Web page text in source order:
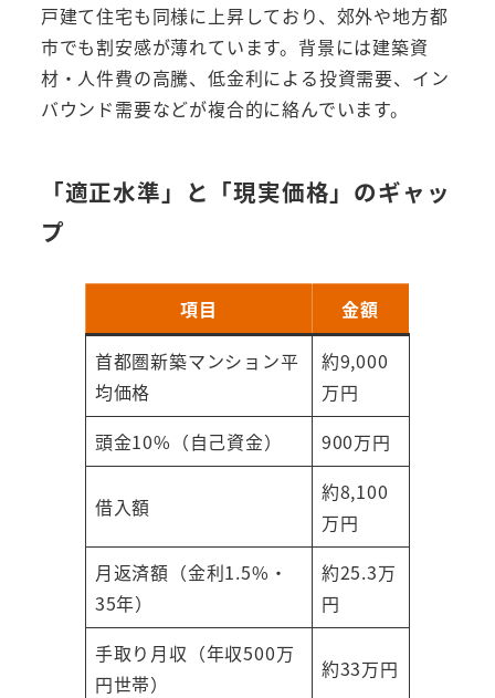
戸建て住宅も同様に上昇しており、郊外や地方都
市でも割安感が薄れています。背景には建築資
材・人件費の高騰、低金利による投資需要、イン
バウンド需要などが複合的に絡んでいます。
「適正水準」と「現実価格」のギャッ
プ
項目
金額
首都圏新築マンション平
均価格
約9,000
万円
頭金10%（自己資金）
900万円
借入額
約8,100
万円
月返済額（金利1.5%・
35年）
約25.3万
円
手取り月収（年収500万
円世帯）
約33万円